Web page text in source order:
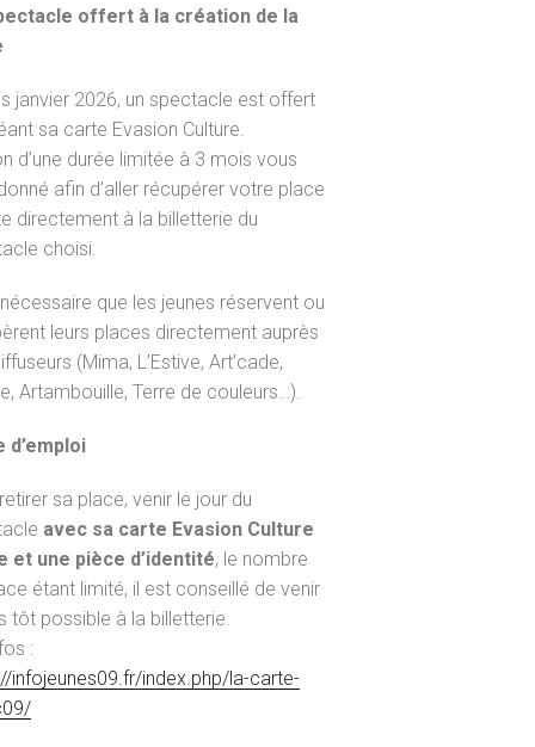
offert à la création de la
janvier 2026, un spectacle est offert
sa carte Evasion Culture.
d’une durée limitée à 3 mois vous
afin d’aller récupérer votre place
directement à la billetterie du
choisi.
que les jeunes réservent ou
leurs places directement auprès
(Mima, L’Estive, Art’cade,
Artambouille, Terre de couleurs…).
d’emploi
sa place, venir le jour du
avec sa carte Evasion Culture
et une pièce d’identité, le nombre
étant limité, il est conseillé de venir
tôt possible à la billetterie.
:
infojeunes09.fr/index.php/la-carte-